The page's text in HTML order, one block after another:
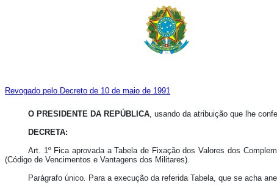
Revogado pelo Decreto de 10 de maio de 1991
O PRESIDENTE DA REPÚBLICA, usando da atribuição que lhe
DECRETA:
Art. 1º Fica aprovada a Tabela de Fixação dos Valores dos
(Código de Vencimentos e Vantagens dos Militares).
Parágrafo único. Para a execução da referida Tabela, que se acha